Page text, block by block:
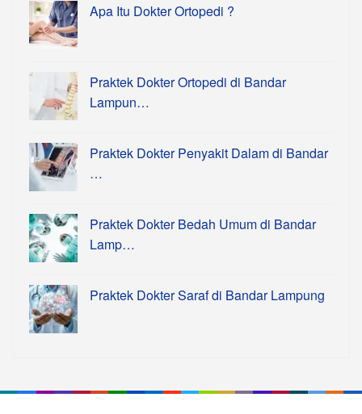
Apa Itu Dokter Ortopedi ?
Praktek Dokter Ortopedi di Bandar
Lampun…
Praktek Dokter Penyakit Dalam di Bandar
…
Praktek Dokter Bedah Umum di Bandar
Lamp…
Praktek Dokter Saraf di Bandar Lampung